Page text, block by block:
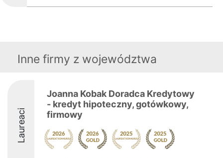
Inne firmy z województwa
Laureaci
Joanna Kobak Doradca Kredytowy
- kredyt hipoteczny, gotówkowy,
firmowy